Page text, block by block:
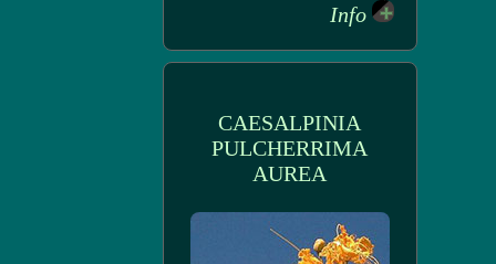
Info
CAESALPINIA
PULCHERRIMA
AUREA